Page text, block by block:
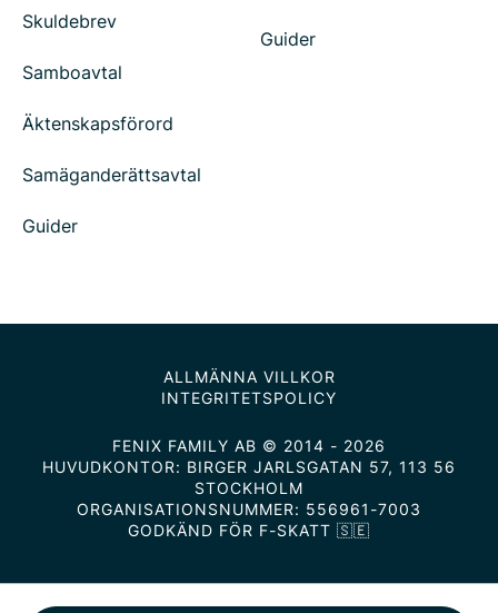
Skuldebrev
Samboavtal
Äktenskapsförord
Samäganderättsavtal
Guider
Guider
ALLMÄNNA VILLKOR
INTEGRITETSPOLICY
FENIX FAMILY AB © 2014 - 2026
HUVUDKONTOR: BIRGER JARLSGATAN 57, 113 56
STOCKHOLM
ORGANISATIONSNUMMER: 556961-7003
GODKÄND FÖR F-SKATT 🇸🇪